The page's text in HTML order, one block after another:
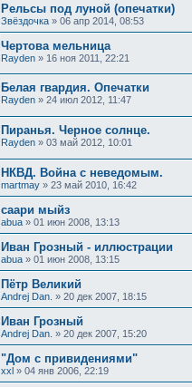
Рельсы под луной (опечатки)
Звёздочка » 06 апр 2014, 08:53
Чертова мельница
Rayden » 16 ноя 2011, 22:21
Белая гвардия. Опечатки
Rayden » 24 июл 2012, 11:47
Пиранья. Черное солнце.
Rayden » 03 май 2012, 10:01
НКВД. Война с неведомым.
martmay » 23 май 2010, 16:42
саари мыйз
abua » 01 июн 2008, 13:13
Иван Грозный - иллюстрации
abua » 01 июн 2008, 13:15
Пётр Великий
Andrej Dan. » 20 дек 2007, 18:15
Иван Грозный
Andrej Dan. » 20 дек 2007, 15:20
"Дом с привидениями"
xxl » 04 янв 2006, 22:19